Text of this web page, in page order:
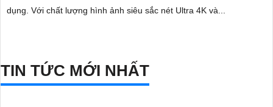
dụng. Với chất lượng hình ảnh siêu sắc nét Ultra 4K và...
TIN TỨC MỚI NHẤT